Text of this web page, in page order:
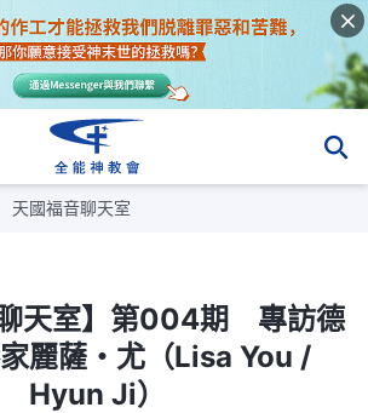
天國福音聊天室
聊天室】第004期 專訪德
麗薩・尤（Lisa You /
Hyun Ji）